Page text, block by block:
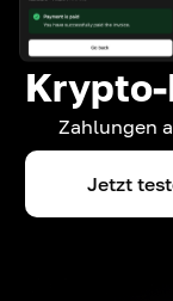
Zahlungen
Jetzt